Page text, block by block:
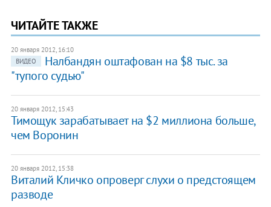
ЧИТАЙТЕ ТАКЖЕ
20 января 2012, 16:10
ВИДЕО
Налбандян оштафован на $8 тыс. за
"тупого судью"
20 января 2012, 15:43
Тимощук зарабатывает на $2 миллиона больше,
чем Воронин
20 января 2012, 15:38
Виталий Кличко опроверг слухи о предстоящем
разводе